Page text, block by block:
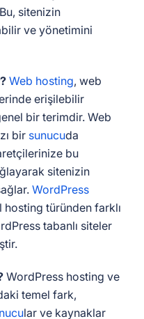
sitenizin
ve yönetimini
Web hosting, web
erişilebilir
bir terimdir. Web
bir sunucuda
bu
sitenizin
WordPress
hosting türünden farklı
tabanlı siteler
WordPress hosting ve
temel fark,
lar ve kaynaklar